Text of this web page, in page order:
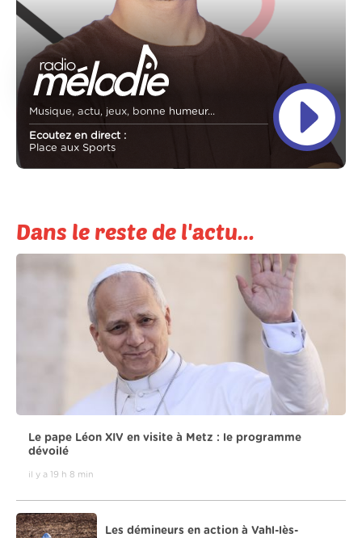
Musique, actu, jeux, bonne humeur...
Ecoutez en direct :
Place aux Sports
Dans le reste de l'actu...
Le pape Léon XIV en visite à Metz : le programme
dévoilé
il y a 19 h 8 min
Les démineurs en action à Vahl-lès-